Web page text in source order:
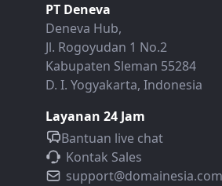
PT Deneva
Deneva Hub,
Jl. Rogoyudan 1 No.2
Kabupaten Sleman 55284
D. I. Yogyakarta, Indonesia
Layanan 24 Jam
Bantuan live chat
Kontak Sales
support@domainesia.com